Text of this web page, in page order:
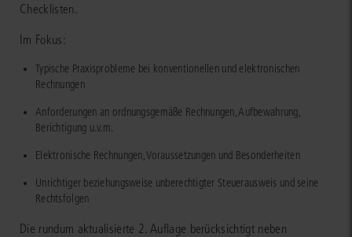
Checklisten.
Im Fokus:
Typische Praxisprobleme bei konventionellen und elektronischen
Rechnungen
Anforderungen an ordnungsgemäße Rechnungen, Aufbewahrung,
Berichtigung u.v.m.
Elektronische Rechnungen, Voraussetzungen und Besonderheiten
Unrichtiger beziehungsweise unberechtigter Steuerausweis und seine
Rechtsfolgen
Die rundum aktualisierte 2. Auflage berücksichtigt neben